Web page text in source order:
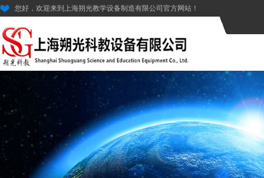
您好，欢迎来到上海朔光教学设备制造有限公司官方网站！